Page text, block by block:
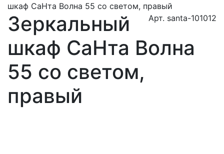
шкаф СаНта Волна 55 со светом, правый
Арт. santa-101012
Зеркальный
шкаф СаНта Волна
55 со светом,
правый